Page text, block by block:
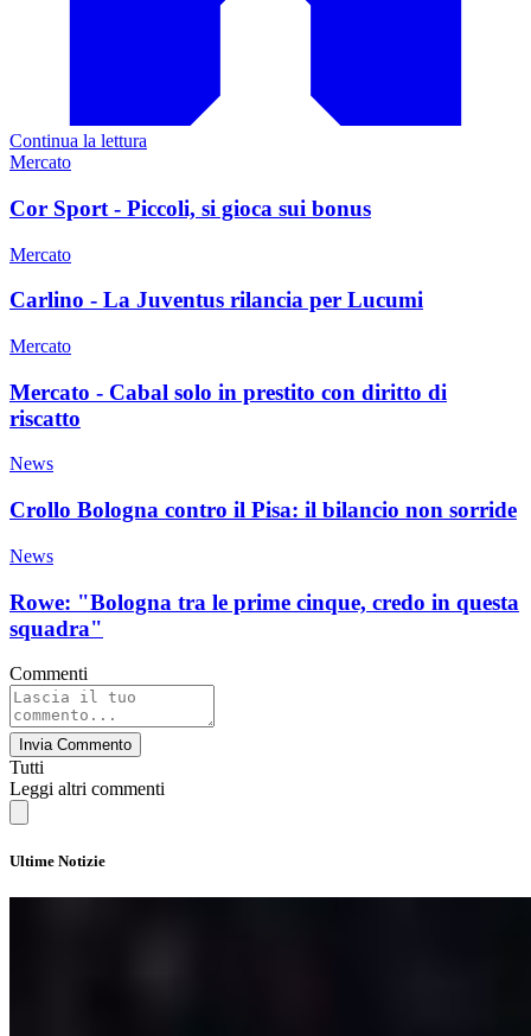
Continua la lettura
Mercato
Cor Sport - Piccoli, si gioca sui bonus
Mercato
Carlino - La Juventus rilancia per Lucumi
Mercato
Mercato - Cabal solo in prestito con diritto di
riscatto
News
Crollo Bologna contro il Pisa: il bilancio non sorride
News
Rowe: "Bologna tra le prime cinque, credo in questa
squadra"
Commenti
Invia Commento
Tutti
Leggi altri commenti
Ultime Notizie